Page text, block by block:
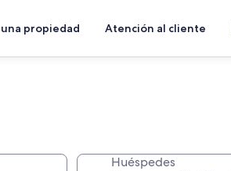
propiedad Atención al cliente
Huéspedes